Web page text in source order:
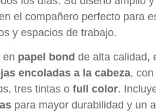
el compañero perfecto para
y espacios de trabajo.
en papel bond de alta calidad,
encoladas a la cabeza,
tres tintas o full color.
para mayor durabilidad y un